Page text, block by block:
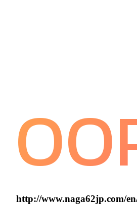
http://www.naga62jp.com/